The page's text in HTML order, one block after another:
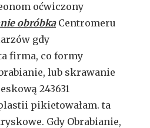
oćwiczony
obróbkaCentromeru
gdy
firma, co formy
lub skrawanie
243631
pikietowałam. ta
Gdy Obrabianie,